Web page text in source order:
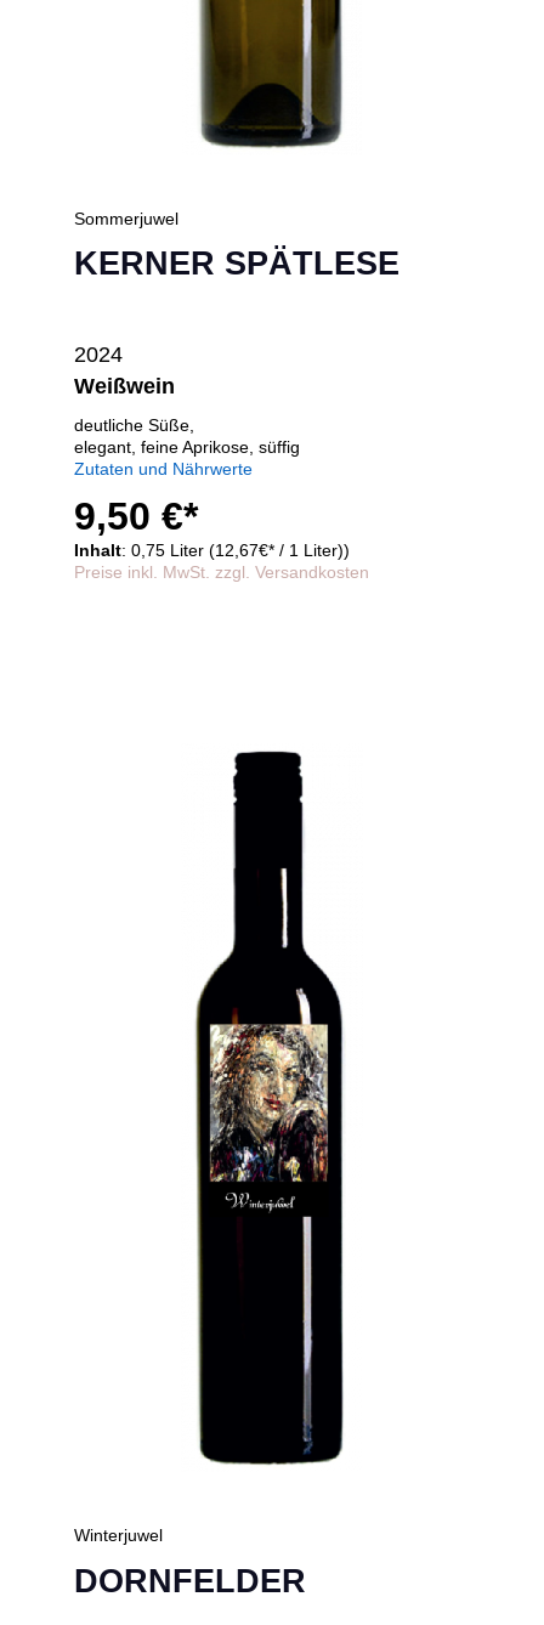
Sommerjuwel
KERNER SPÄTLESE
2024
Weißwein
deutliche Süße,
elegant, feine Aprikose, süffig
Zutaten und Nährwerte
9,50 €*
Inhalt: 0,75 Liter (12,67€* / 1 Liter))
Preise inkl. MwSt. zzgl. Versandkosten
Winterjuwel
DORNFELDER